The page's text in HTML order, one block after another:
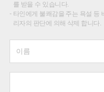
를 받을 수 있습니다.
타인에게 불쾌감을 주는 욕설 등
리자의 판단에 의해 삭제 합니다.